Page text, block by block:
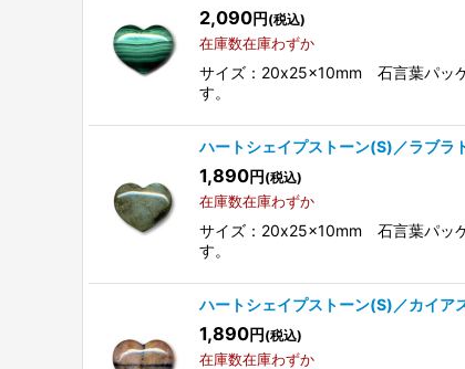
2,090円 (税込)
在庫数在庫わずか
サイズ：20x25x10mm 石言葉パッケ
す。
ハートシェイプストーン(S)／ラブラ
1,890円 (税込)
在庫数在庫わずか
サイズ：20x25x10mm 石言葉パッケ
す。
ハートシェイプストーン(S)／カイア
1,890円 (税込)
在庫数在庫わずか